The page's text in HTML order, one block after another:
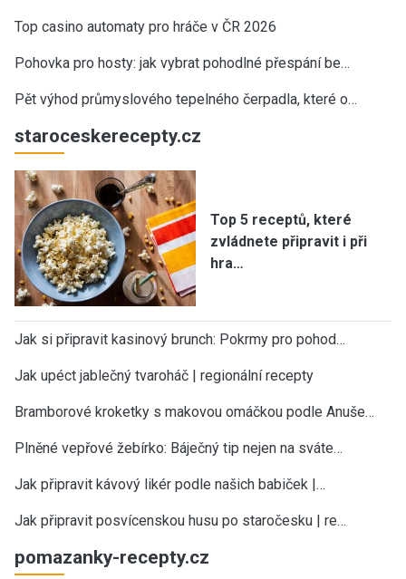
Top casino automaty pro hráče v ČR 2026
Pohovka pro hosty: jak vybrat pohodlné přespání be…
Pět výhod průmyslového tepelného čerpadla, které o…
staroceskerecepty.cz
Top 5 receptů, které
zvládnete připravit i při
hra…
Jak si připravit kasinový brunch: Pokrmy pro pohod…
Jak upéct jablečný tvaroháč | regionální recepty
Bramborové kroketky s makovou omáčkou podle Anuše…
Plněné vepřové žebírko: Báječný tip nejen na sváte…
Jak připravit kávový likér podle našich babiček |…
Jak připravit posvícenskou husu po staročesku | re…
pomazanky-recepty.cz